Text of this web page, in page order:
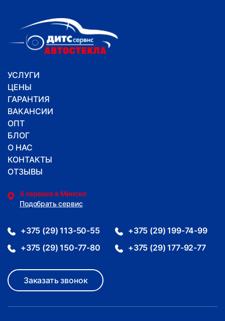
УСЛУГИ
ЦЕНЫ
ГАРАНТИЯ
ВАКАНСИИ
ОПТ
БЛОГ
О НАС
КОНТАКТЫ
ОТЗЫВЫ
4 сервиса в Минске
Подобрать сервис
+375 (29) 113-50-55
+375 (29) 199-74-99
+375 (29) 150-77-80
+375 (29) 177-92-77
Заказать звонок